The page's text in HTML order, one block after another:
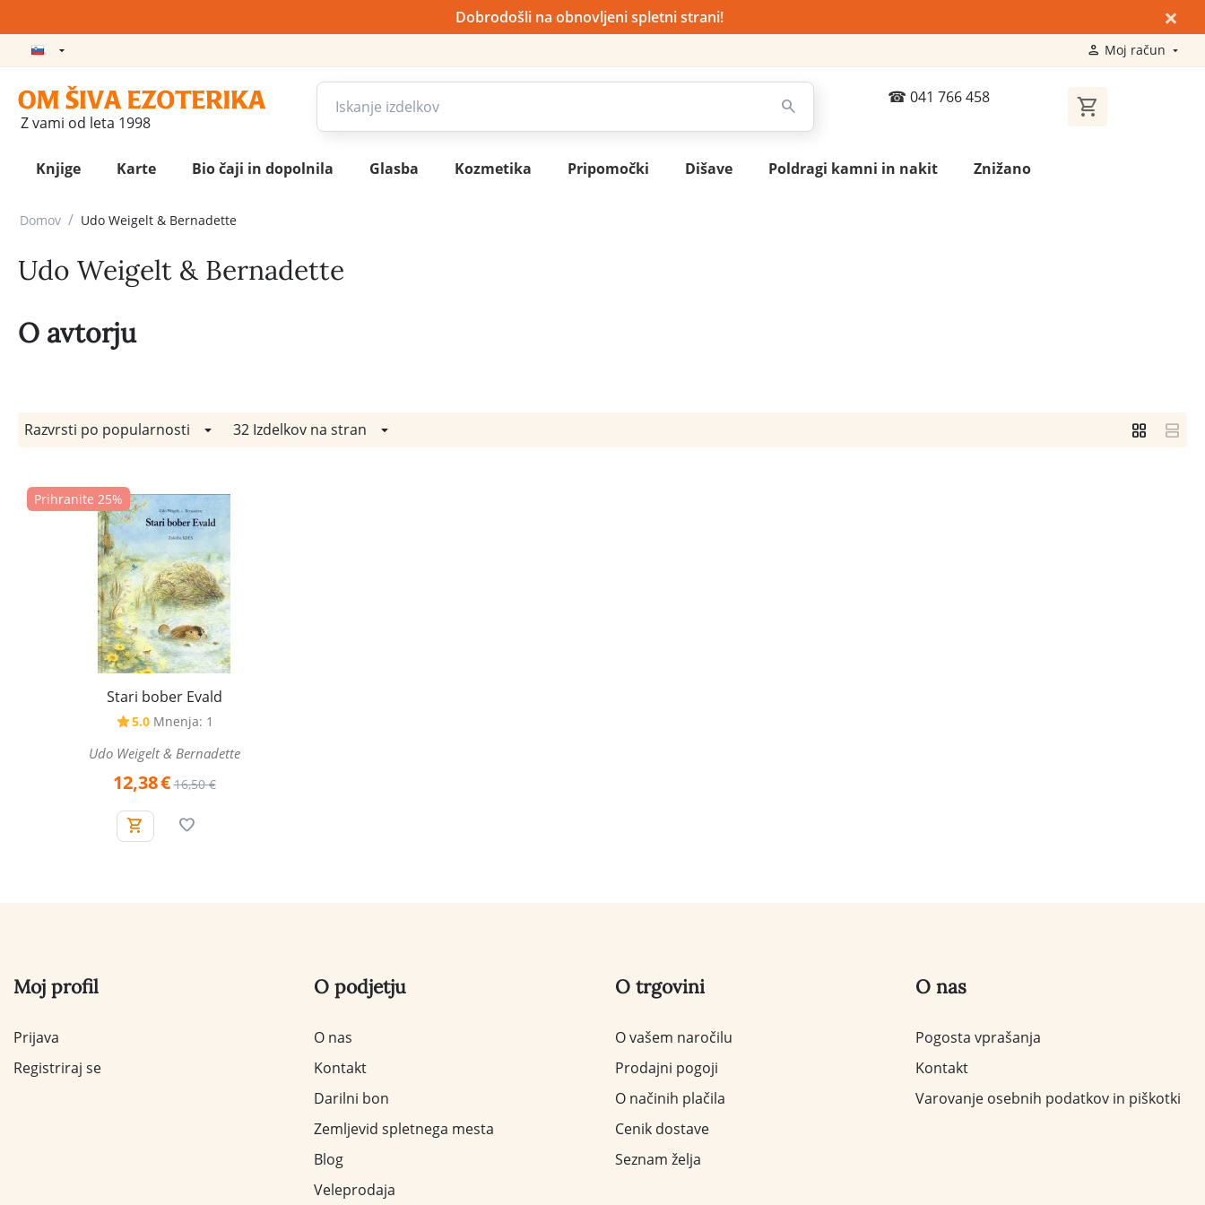
Dobrodošli na obnovljeni spletni strani! ×
Moj račun
Z vami od leta 1998
041 766 458
Knjige Karte Bio čaji in dopolnila Glasba Kozmetika Pripomočki Dišave Poldragi kamni in nakit Znižano
Domov / Udo Weigelt & Bernadette
Udo Weigelt & Bernadette
O avtorju
Razvrsti po popularnosti 32 Izdelkov na stran
Prihranite 25%
Stari bober Evald
5.0 Mnenja: 1
Udo Weigelt & Bernadette
12,38€ 16,50 €
Moj profil
Prijava
Registriraj se
O podjetju
O nas
Kontakt
Darilni bon
Zemljevid spletnega mesta
Blog
Veleprodaja
O trgovini
O vašem naročilu
Prodajni pogoji
O načinih plačila
Cenik dostave
Seznam želja
O nas
Pogosta vprašanja
Kontakt
Varovanje osebnih podatkov in piškotki